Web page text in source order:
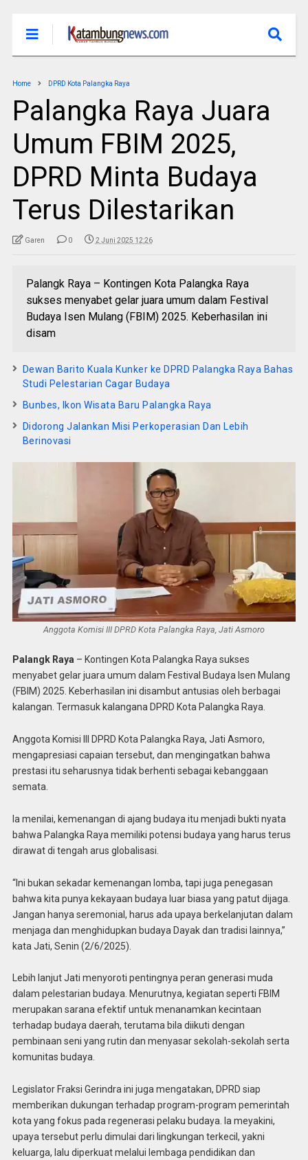
Home DPRD Kota Palangka Raya
Palangka Raya Juara
Umum FBIM 2025,
DPRD Minta Budaya
Terus Dilestarikan
Garen 0 2 Juni 2025 12:26
Palangk Raya – Kontingen Kota Palangka Raya
sukses menyabet gelar juara umum dalam Festival
Budaya Isen Mulang (FBIM) 2025. Keberhasilan ini
disam
Dewan Barito Kuala Kunker ke DPRD Palangka Raya Bahas
Studi Pelestarian Cagar Budaya
Bunbes, Ikon Wisata Baru Palangka Raya
Didorong Jalankan Misi Perkoperasian Dan Lebih
Berinovasi
Anggota Komisi III DPRD Kota Palangka Raya, Jati Asmoro
Palangk Raya – Kontingen Kota Palangka Raya sukses
menyabet gelar juara umum dalam Festival Budaya Isen Mulang
(FBIM) 2025. Keberhasilan ini disambut antusias oleh berbagai
kalangan. Termasuk kalangana DPRD Kota Palangka Raya.
Anggota Komisi III DPRD Kota Palangka Raya, Jati Asmoro,
mengapresiasi capaian tersebut, dan mengingatkan bahwa
prestasi itu seharusnya tidak berhenti sebagai kebanggaan
semata.
Ia menilai, kemenangan di ajang budaya itu menjadi bukti nyata
bahwa Palangka Raya memiliki potensi budaya yang harus terus
dirawat di tengah arus globalisasi.
“Ini bukan sekadar kemenangan lomba, tapi juga penegasan
bahwa kita punya kekayaan budaya luar biasa yang patut dijaga.
Jangan hanya seremonial, harus ada upaya berkelanjutan dalam
menjaga dan menghidupkan budaya Dayak dan tradisi lainnya,”
kata Jati, Senin (2/6/2025).
Lebih lanjut Jati menyoroti pentingnya peran generasi muda
dalam pelestarian budaya. Menurutnya, kegiatan seperti FBIM
merupakan sarana efektif untuk menanamkan kecintaan
terhadap budaya daerah, terutama bila diikuti dengan
pembinaan seni yang rutin dan menyasar sekolah-sekolah serta
komunitas budaya.
Legislator Fraksi Gerindra ini juga mengatakan, DPRD siap
memberikan dukungan terhadap program-program pemerintah
kota yang fokus pada regenerasi pelaku budaya. Ia meyakini,
upaya tersebut perlu dimulai dari lingkungan terkecil, yakni
keluarga, lalu diperkuat melalui lembaga pendidikan dan